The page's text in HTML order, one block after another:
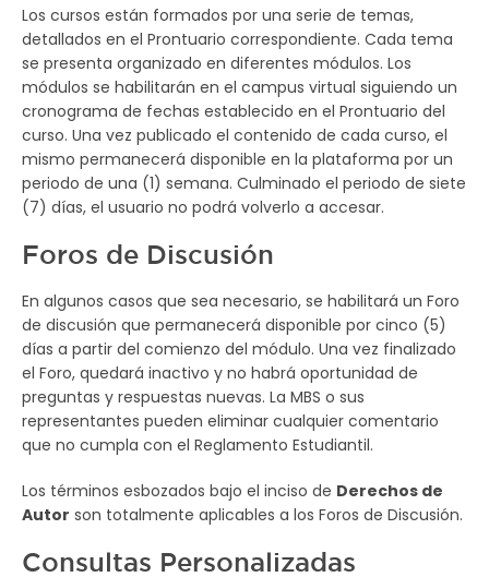
Los cursos están formados por una serie de temas,
detallados en el Prontuario correspondiente. Cada tema
se presenta organizado en diferentes módulos. Los
módulos se habilitarán en el campus virtual siguiendo un
cronograma de fechas establecido en el Prontuario del
curso. Una vez publicado el contenido de cada curso, el
mismo permanecerá disponible en la plataforma por un
periodo de una (1) semana. Culminado el periodo de siete
(7) días, el usuario no podrá volverlo a accesar.
Foros de Discusión
En algunos casos que sea necesario, se habilitará un Foro
de discusión que permanecerá disponible por cinco (5)
días a partir del comienzo del módulo. Una vez finalizado
el Foro, quedará inactivo y no habrá oportunidad de
preguntas y respuestas nuevas. La MBS o sus
representantes pueden eliminar cualquier comentario
que no cumpla con el Reglamento Estudiantil.
Los términos esbozados bajo el inciso de Derechos de
Autor son totalmente aplicables a los Foros de Discusión.
Consultas Personalizadas